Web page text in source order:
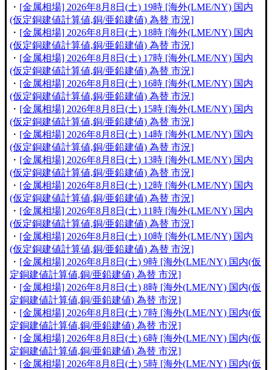
・ [金属相場] 2026年8月8日(土) 19時 [海外(LME/NY) 国内
(仮定銅建値計算値,銅/亜鉛建値) 為替 市況]
・ [金属相場] 2026年8月8日(土) 18時 [海外(LME/NY) 国内
(仮定銅建値計算値,銅/亜鉛建値) 為替 市況]
・ [金属相場] 2026年8月8日(土) 17時 [海外(LME/NY) 国内
(仮定銅建値計算値,銅/亜鉛建値) 為替 市況]
・ [金属相場] 2026年8月8日(土) 16時 [海外(LME/NY) 国内
(仮定銅建値計算値,銅/亜鉛建値) 為替 市況]
・ [金属相場] 2026年8月8日(土) 15時 [海外(LME/NY) 国内
(仮定銅建値計算値,銅/亜鉛建値) 為替 市況]
・ [金属相場] 2026年8月8日(土) 14時 [海外(LME/NY) 国内
(仮定銅建値計算値,銅/亜鉛建値) 為替 市況]
・ [金属相場] 2026年8月8日(土) 13時 [海外(LME/NY) 国内
(仮定銅建値計算値,銅/亜鉛建値) 為替 市況]
・ [金属相場] 2026年8月8日(土) 12時 [海外(LME/NY) 国内
(仮定銅建値計算値,銅/亜鉛建値) 為替 市況]
・ [金属相場] 2026年8月8日(土) 11時 [海外(LME/NY) 国内
(仮定銅建値計算値,銅/亜鉛建値) 為替 市況]
・ [金属相場] 2026年8月8日(土) 10時 [海外(LME/NY) 国内
(仮定銅建値計算値,銅/亜鉛建値) 為替 市況]
・ [金属相場] 2026年8月8日(土) 9時 [海外(LME/NY) 国内(仮
定銅建値計算値,銅/亜鉛建値) 為替 市況]
・ [金属相場] 2026年8月8日(土) 8時 [海外(LME/NY) 国内(仮
定銅建値計算値,銅/亜鉛建値) 為替 市況]
・ [金属相場] 2026年8月8日(土) 7時 [海外(LME/NY) 国内(仮
定銅建値計算値,銅/亜鉛建値) 為替 市況]
・ [金属相場] 2026年8月8日(土) 6時 [海外(LME/NY) 国内(仮
定銅建値計算値,銅/亜鉛建値) 為替 市況]
・ [金属相場] 2026年8月8日(土) 5時 [海外(LME/NY) 国内(仮